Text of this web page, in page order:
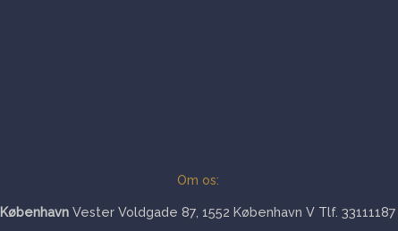
Om os:
KøbenhavnVester Voldgade 87, 1552 København V Tlf. 33111187